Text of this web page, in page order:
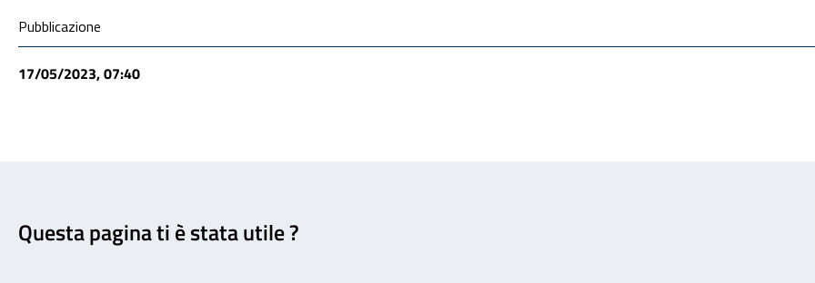
Condivisione social
Pubblicazione
17/05/2023, 07:40
Questa pagina ti è stata utile ?